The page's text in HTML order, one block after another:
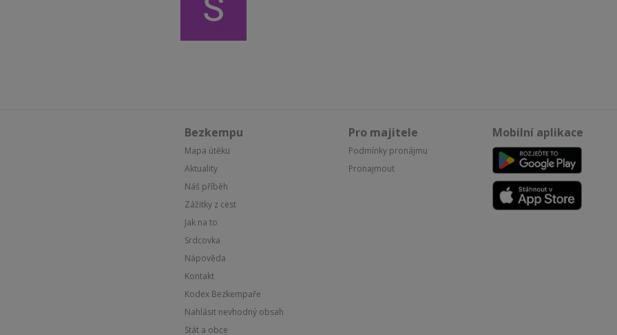
Bezkempu
Mapa útěku
Aktuality
Náš příběh
Zážitky z cest
Jak na to
Srdcovka
Nápověda
Kontakt
Kodex Bezkempaře
Nahlásit nevhodný obsah
Stát a obce
Pro majitele
Podmínky pronájmu
Pronajmout
Mobilní aplikace